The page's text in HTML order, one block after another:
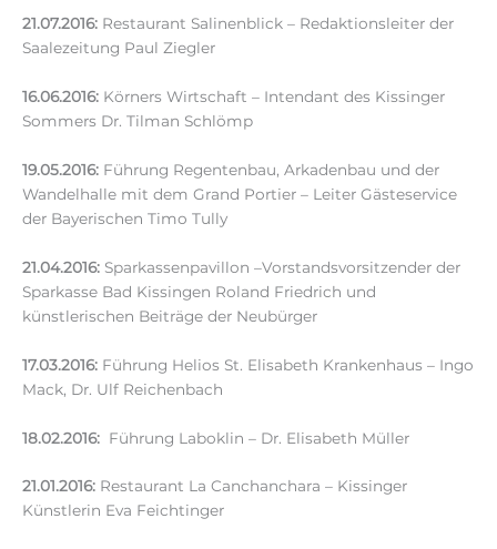
21.07.2016: Restaurant Salinenblick – Redaktionsleiter der
Saalezeitung Paul Ziegler
16.06.2016: Körners Wirtschaft – Intendant des Kissinger
Sommers Dr. Tilman Schlömp
19.05.2016: Führung Regentenbau, Arkadenbau und der
Wandelhalle mit dem Grand Portier – Leiter Gästeservice
der Bayerischen Timo Tully
21.04.2016: Sparkassenpavillon –Vorstandsvorsitzender der
Sparkasse Bad Kissingen Roland Friedrich und
künstlerischen Beiträge der Neubürger
17.03.2016: Führung Helios St. Elisabeth Krankenhaus – Ingo
Mack, Dr. Ulf Reichenbach
18.02.2016: Führung Laboklin – Dr. Elisabeth Müller
21.01.2016: Restaurant La Canchanchara – Kissinger
Künstlerin Eva Feichtinger